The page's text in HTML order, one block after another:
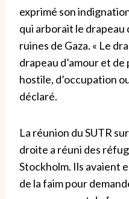
exprimé son
qui arborait le drapeau
ruines de Gaza. « Le
drapeau d’amour et
hostile, d’occupation
déclaré.
La réunion du SUTR
droite a réuni des
Stockholm. Ils avaient
de la faim pour